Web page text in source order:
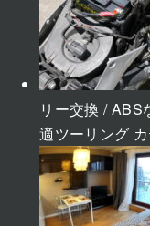
リー交換 / ABS
適ツーリング